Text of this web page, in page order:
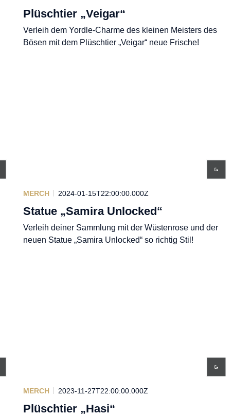
Plüschtier „Veigar“
Verleih dem Yordle-Charme des kleinen Meisters des
Bösen mit dem Plüschtier „Veigar“ neue Frische!
MERCH 2024-01-15T22:00:00.000Z
Statue „Samira Unlocked“
Verleih deiner Sammlung mit der Wüstenrose und der
neuen Statue „Samira Unlocked“ so richtig Stil!
MERCH 2023-11-27T22:00:00.000Z
Plüschtier „Hasi“